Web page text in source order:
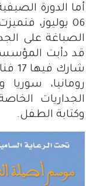
06 يوليوز،
الصباغة على
رومانيا،
الجداريات
وكتابة الطفل.